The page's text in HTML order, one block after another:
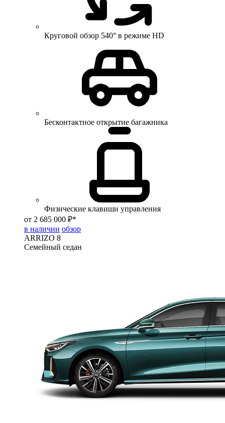
Круговой обзор 540° в режиме HD
Бесконтактное открытие багажника
Физические клавиши управления
от 2 685 000 ₽*
в наличии обзор
ARRIZO 8
Семейный седан